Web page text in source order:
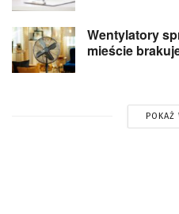
Wentylatory
mieście
POKAŻ